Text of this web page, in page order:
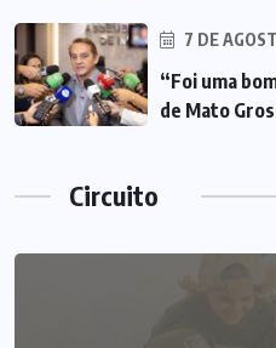
7 DE
“Foi uma
de Mato
Circuito